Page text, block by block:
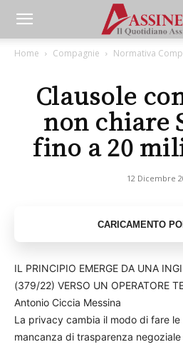
Home Compagnie Normativa
Clausole
non chiare
fino a 20
12 Dicembre
IL PRINCIPIO EMERGE DA UNA
(379/22) VERSO UN OPERATORE
Antonio Ciccia Messina
La privacy cambia il modo di fare
mancanza di trasparenza